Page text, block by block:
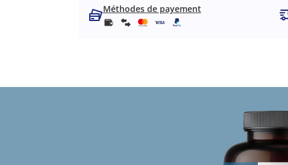
Méthodes de payement